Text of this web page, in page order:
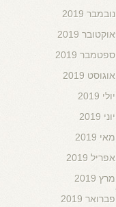
נובמבר 2019
אוקטובר 2019
ספטמבר 2019
אוגוסט 2019
יולי 2019
יוני 2019
מאי 2019
אפריל 2019
מרץ 2019
פברואר 2019